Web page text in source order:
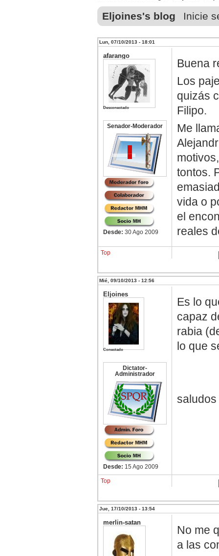
Eljoines's blog Inicie
Lun, 07/10/2013 - 18:01
afarango
Desconectado
Senador-Moderador
Desde: 30 Ago 2009
Buena
Los
quizás
Filipo.
Me
tontos.
vida o
el
reales
Top
Mié, 09/10/2013 - 12:56
Eljoines
Conectado
Dictator-
Administrador
Desde: 15 Ago 2009
Es lo
capaz
rabia
lo que
saludos
Top
Jue, 17/10/2013 - 13:54
merlin-satan
No me
a las